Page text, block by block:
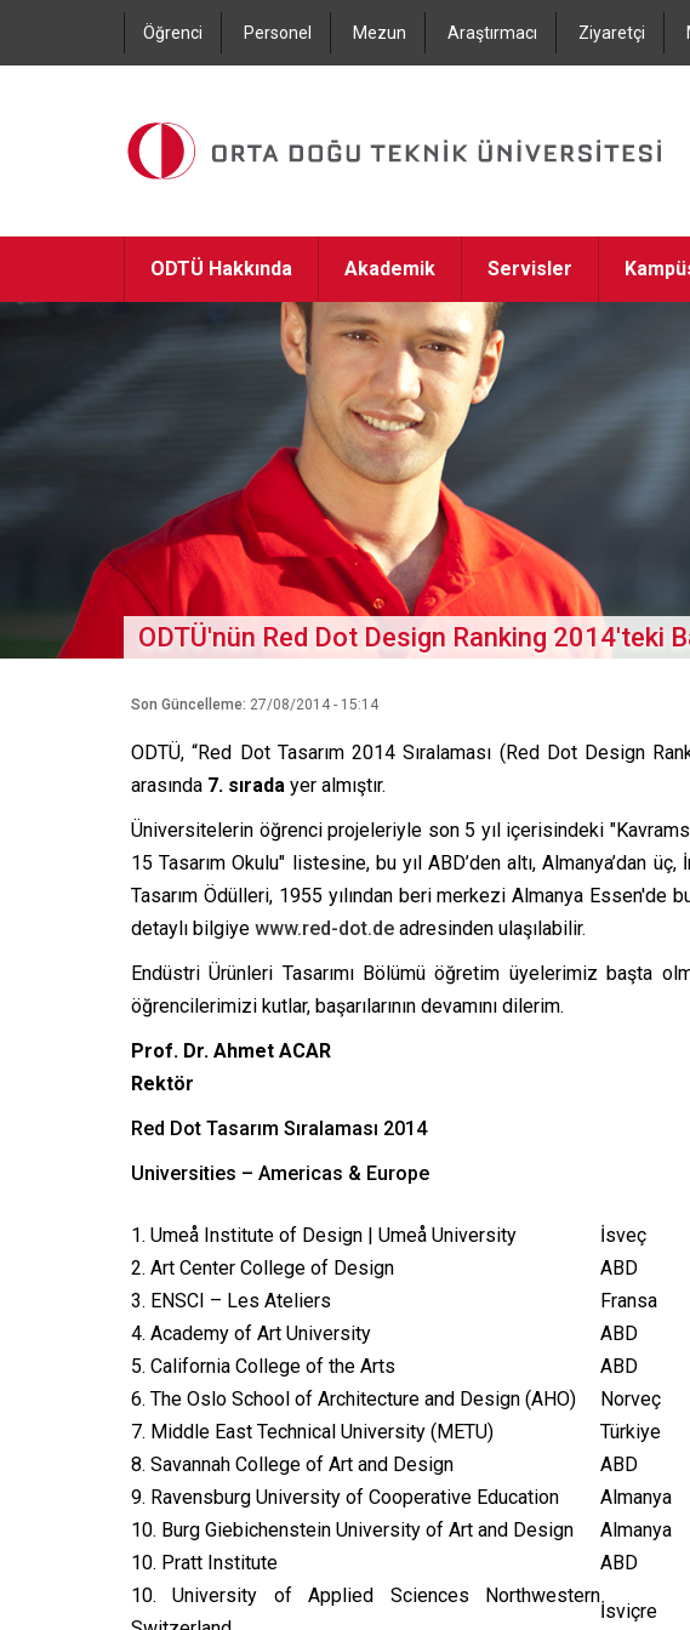
Öğrenci Personel Mezun Araştırmacı Ziyaretçi
ODTÜ Hakkında Akademik Servisler
ODTÜ'nün Red Dot Design Ranking 2014'teki
Son Güncelleme: 27/08/2014 - 15:14
ODTÜ, “Red Dot Tasarım 2014 Sıralaması (Red Dot Design
arasında 7. sırada yer almıştır.
Üniversitelerin öğrenci projeleriyle son 5 yıl içerisindeki
15 Tasarım Okulu" listesine, bu yıl ABD’den altı, Almanya’dan
Tasarım Ödülleri, 1955 yılından beri merkezi Almanya
detaylı bilgiye www.red-dot.de adresinden ulaşılabilir.
Endüstri Ürünleri Tasarımı Bölümü öğretim üyelerimiz başta
öğrencilerimizi kutlar, başarılarının devamını dilerim.
Prof. Dr. Ahmet ACAR
Rektör
Red Dot Tasarım Sıralaması 2014
Universities – Americas & Europe
1. Umeå Institute of Design | Umeå University
İsveç
2. Art Center College of Design
ABD
3. ENSCI – Les Ateliers
Fransa
4. Academy of Art University
ABD
5. California College of the Arts
ABD
6. The Oslo School of Architecture and Design (AHO)
Norveç
7. Middle East Technical University (METU)
Türkiye
8. Savannah College of Art and Design
ABD
9. Ravensburg University of Cooperative Education
Almanya
10. Burg Giebichenstein University of Art and Design
Almanya
10. Pratt Institute
ABD
10. University of Applied Sciences Northwestern
İsviçre